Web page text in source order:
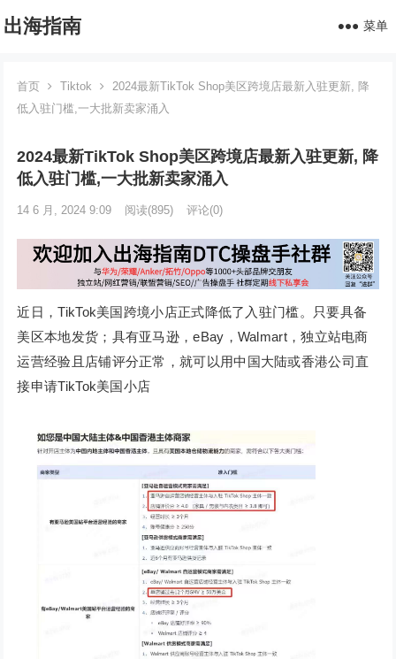
出海指南 菜单
首页 Tiktok
2024最新TikTok Shop美区跨境店最新入驻更新, 降
低入驻门槛,一大批新卖家涌入
2024最新TikTok Shop美区跨境店最新入驻更新, 降
低入驻门槛,一大批新卖家涌入
14 6 月, 2024 9:09 阅读(895) 评论(0)
近日，TikTok美国跨境小店正式降低了入驻门槛。只要具备
美区本地发货；具有亚马逊，eBay，Walmart，独立站电商
运营经验且店铺评分正常，就可以用中国大陆或香港公司直
接申请TikTok美国小店